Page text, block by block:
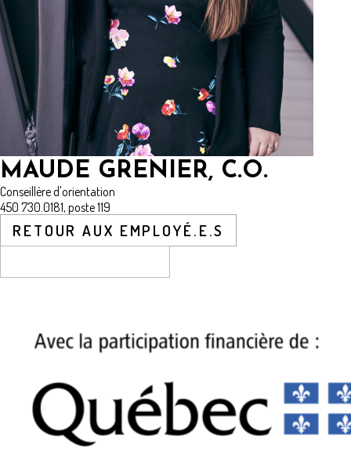
MAUDE GRENIER, C.O.
Conseillère d'orientation
450 730.0181, poste 119
RETOUR AUX EMPLOYÉ.E.S